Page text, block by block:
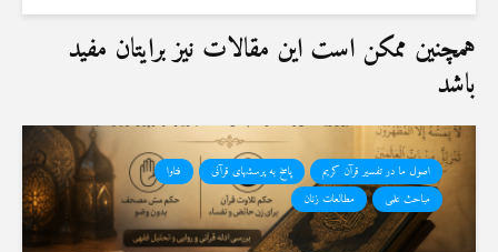
همچنین ممکن است این مقالات نیز برایتان مفید
باشد
اصول ما در تفسیر قرآن کریم پاسخ به پرسشهای قرآنی
فتاوا
مباحث علمی
مطالعات زنان